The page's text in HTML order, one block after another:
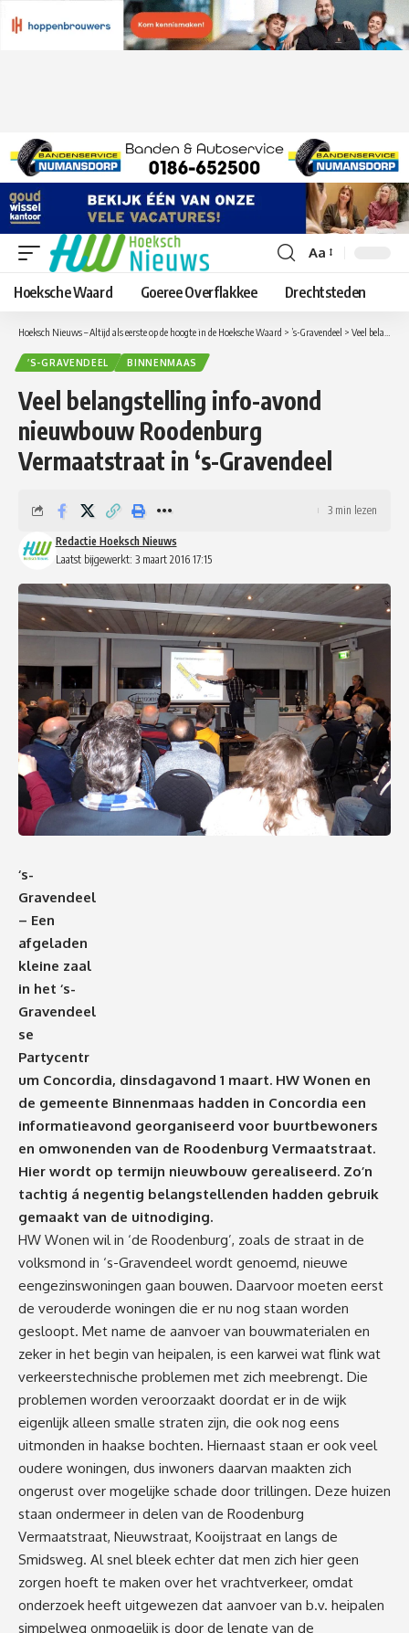
Lettergrootte
aanpassen
Aa
Hoeksche Waard Goeree Overflakkee Drechtsteden
Hoeksch Nieuws – Altijd als eerste op de hoogte in de Hoeksche Waard > ’s-Gravendeel > Veel belangstelling info-avond nieuwbouw Roodenburg Vermaatstraat in ‘s-Gravendeel
’S-GRAVENDEEL BINNENMAAS
Veel belangstelling info-avond
nieuwbouw Roodenburg
Vermaatstraat in ‘s-Gravendeel
Laatst bijgewerkt: 3 maart 2016 17:15
Redactie Hoeksch Nieuws
3 min lezen
‘s-
Gravendeel
– Een
afgeladen
kleine zaal
in het ‘s-
Gravendeel
se
Partycentr
um Concordia, dinsdagavond 1 maart. HW Wonen en
de gemeente Binnenmaas hadden in Concordia een
informatieavond georganiseerd voor buurtbewoners
en omwonenden van de Roodenburg Vermaatstraat.
Hier wordt op termijn nieuwbouw gerealiseerd. Zo’n
tachtig á negentig belangstellenden hadden gebruik
gemaakt van de uitnodiging.
HW Wonen wil in ‘de Roodenburg’, zoals de straat in de
volksmond in ‘s-Gravendeel wordt genoemd, nieuwe
eengezinswoningen gaan bouwen. Daarvoor moeten eerst
de verouderde woningen die er nu nog staan worden
gesloopt. Met name de aanvoer van bouwmaterialen en
zeker in het begin van heipalen, is een karwei wat flink wat
verkeerstechnische problemen met zich meebrengt. Die
problemen worden veroorzaakt doordat er in de wijk
eigenlijk alleen smalle straten zijn, die ook nog eens
uitmonden in haakse bochten. Hiernaast staan er ook veel
oudere woningen, dus inwoners daarvan maakten zich
ongerust over mogelijke schade door trillingen. Deze huizen
staan ondermeer in delen van de Roodenburg
Vermaatstraat, Nieuwstraat, Kooijstraat en langs de
Smidsweg. Al snel bleek echter dat men zich hier geen
zorgen hoeft te maken over het vrachtverkeer, omdat
onderzoek heeft uitgewezen dat aanvoer van b.v. heipalen
simpelweg onmogelijk is door de lengte van de